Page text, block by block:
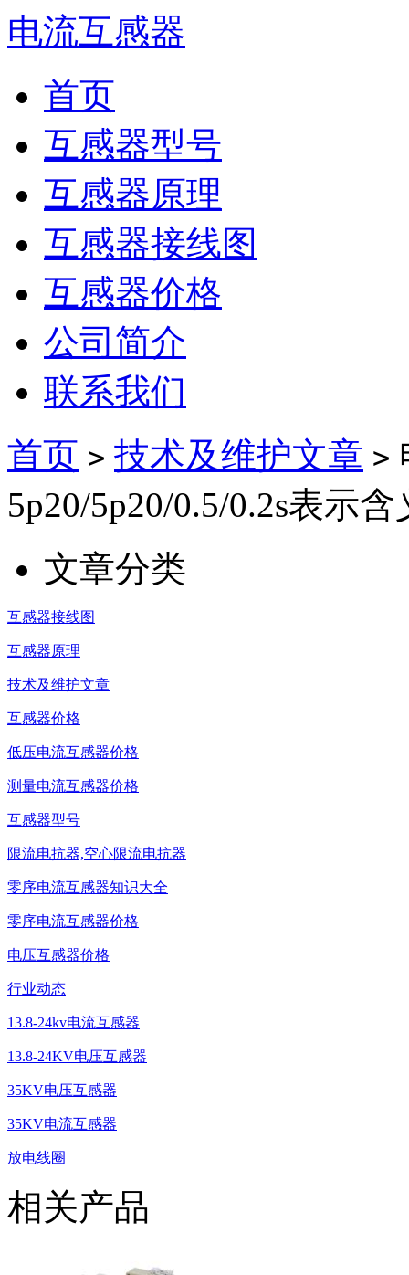
电流互感器
首页
互感器型号
互感器原理
互感器接线图
互感器价格
公司简介
联系我们
首页 > 技术及维护文章 >
5p20/5p20/0.5/0.2s表示含
文章分类
互感器接线图
互感器原理
技术及维护文章
互感器价格
低压电流互感器价格
测量电流互感器价格
互感器型号
限流电抗器,空心限流电抗器
零序电流互感器知识大全
零序电流互感器价格
电压互感器价格
行业动态
13.8-24kv电流互感器
13.8-24KV电压互感器
35KV电压互感器
35KV电流互感器
放电线圈
相关产品